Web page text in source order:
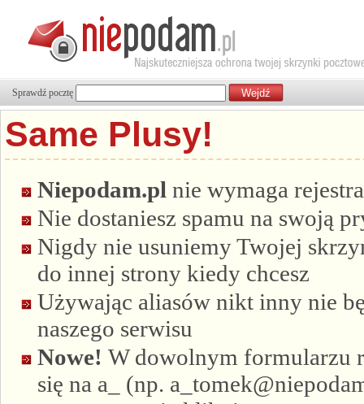
Sprawdź pocztę
Same Plusy!
Niepodam.pl nie wymaga
Nie dostaniesz spamu na swoją
Nigdy nie usuniemy Twojej
do innej strony kiedy chcesz
Używając aliasów nikt inny nie
naszego serwisu
Nowe! W dowolnym formularzu
się na a_ (np.